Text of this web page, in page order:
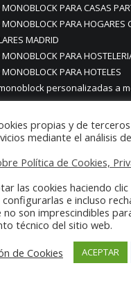
PARA CASAS
PARA HOGARES
MADRID
PARA
PARA HOTELES
personalizadas a
PROFESIONALES
MADRID
Y BARRAS A
chef amateur
COMEDORES EMPRESAS
comedores escolares
FOODTRUCKS FOOD
HOSTELERÍA O PARA
PARA HOTELES BUFFETS
propias y de
mediante el análisis
Política de Cookies,
las cookies haciendo
configurarlas e incluso
son imprescindibles
técnico del sitio web.
de Cookies
ACEPTAR